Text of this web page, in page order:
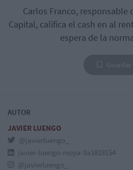
Carlos Franco, responsable
Capital, califica el cash en al
espera de la
AUTOR
JAVIER LUENGO
@javierluengo_
javier-luengo-moya-9a1818154
@javierluengo_